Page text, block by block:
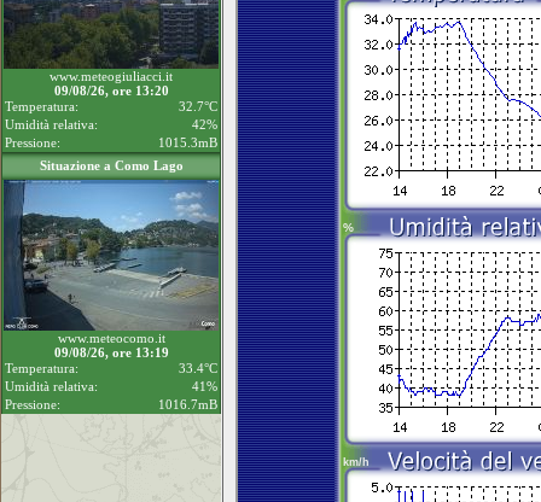
www.meteogiuliacci.it
09/08/26, ore 13:20
Temperatura:
32.7°C
Umidità relativa:
42%
Pressione:
1015.3mB
Situazione a Como Lago
www.meteocomo.it
09/08/26, ore 13:19
Temperatura:
33.4°C
Umidità relativa:
41%
Pressione:
1016.7mB